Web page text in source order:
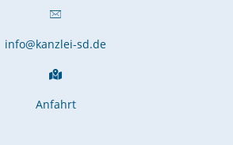
info@kanzlei-sd.de
Anfahrt